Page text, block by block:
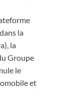
la
la
Groupe
le
et